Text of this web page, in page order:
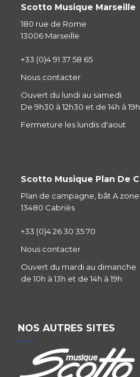
Scotto Musique Marseille
180 rue de Rome
13006 Marseille
+33 (0)4 91 37 58 65
Nous contacter
Ouvert du lundi au samedi
De 9h30 à 12h30 et de 14h à 19h
Fermeture les lundis d'aout
Scotto Musique Plan De
Plan de campagne, bât A
13480 Cabriès
+33 (0)4 26 30 35 70
Nous contacter
Ouvert du mardi au dimanche
de 10h à 13h et de 14h à 19h
NOS AUTRES SITES